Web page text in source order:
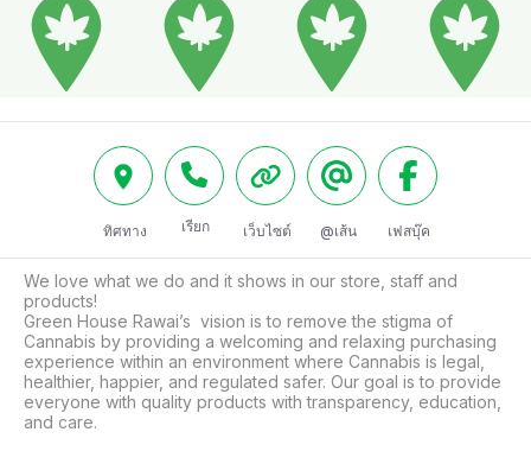
ทิศทาง เรียก เว็บไซต์ @เส้น เฟสบุ๊ค
We love what we do and it shows in our store, staff and
products!
Green House Rawai’s  vision is to remove the stigma of
Cannabis by providing a welcoming and relaxing purchasing
experience within an environment where Cannabis is legal,
healthier, happier, and regulated safer. Our goal is to provide
everyone with quality products with transparency, education,
and care.